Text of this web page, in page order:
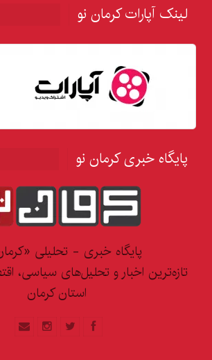
لینک آپارات کرمان نو
پایگاه خبری کرمان نو
پایگاه خبری - تحلیلی
تازه‌ترین اخبار و تحلیل‌های سیاسی،
استان کرمان